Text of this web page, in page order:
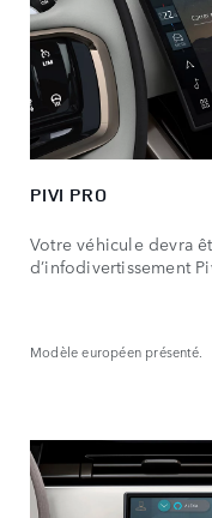
PIVI PRO
Votre véhicule devra
d’infodivertissement
Modèle européen présenté.